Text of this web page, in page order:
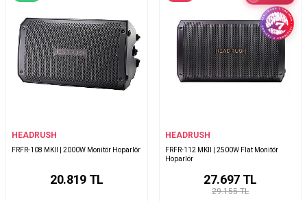
HEADRUSH
FRFR-108 MKII | 2000W Monitör Hoparlör
20.819TL
HEADRUSH
FRFR-112 MKII | 2500W Flat Monitör
Hoparlör
29.155 TL
27.697TL